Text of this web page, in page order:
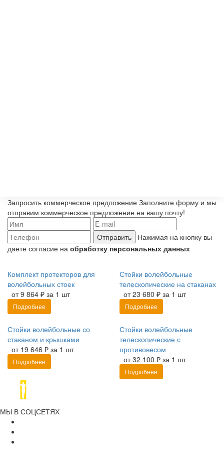
Запросить коммерческое предложение Заполните форму и мы
отправим коммерческое предложение на вашу почту!
Отправить
Нажимая на кнопку вы
даете согласие на обработку персональных данных
Комплект протекторов для
волейбольных стоек
от 9 864 ₽ за 1 шт
Подробнее
Стойки волейбольные
телескопические на стаканах
от 23 680 ₽ за 1 шт
Подробнее
Стойки волейбольные со
стаканом и крышками
от 19 646 ₽ за 1 шт
Подробнее
Стойки волейбольные
телескопические с
противовесом
от 32 100 ₽ за 1 шт
Подробнее
МЫ В СОЦСЕТЯХ